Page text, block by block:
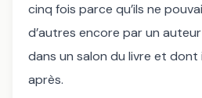
cinq fois parce qu’ils ne
d’autres encore par un
dans un salon du livre et
après.